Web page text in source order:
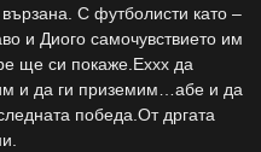
С футболисти като –
и Диого самочувствието им
ще си покаже.Еххх да
и да ги приземим…абе и да
победа.От дргата